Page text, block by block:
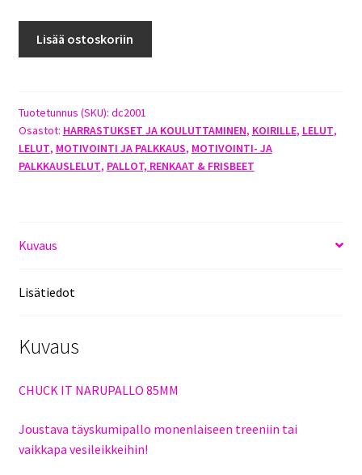
Lisää ostoskoriin
Tuotetunnus (SKU): dc2001
Osastot: HARRASTUKSET JA KOULUTTAMINEN, KOIRILLE, LELUT,
LELUT, MOTIVOINTI JA PALKKAUS, MOTIVOINTI- JA
PALKKAUSLELUT, PALLOT, RENKAAT & FRISBEET
Kuvaus
Lisätiedot
Kuvaus
CHUCK IT NARUPALLO 85MM
Joustava täyskumipallo monenlaiseen treeniin tai
vaikkapa vesileikkeihin!